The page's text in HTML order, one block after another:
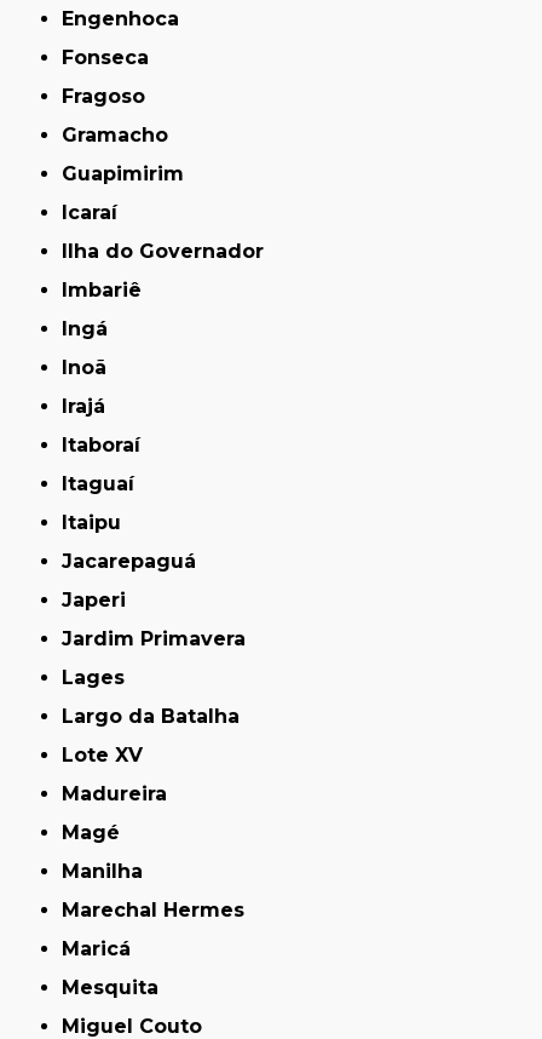
Engenhoca
Fonseca
Fragoso
Gramacho
Guapimirim
Icaraí
Ilha do Governador
Imbariê
Ingá
Inoã
Irajá
Itaboraí
Itaguaí
Itaipu
Jacarepaguá
Japeri
Jardim Primavera
Lages
Largo da Batalha
Lote XV
Madureira
Magé
Manilha
Marechal Hermes
Maricá
Mesquita
Miguel Couto